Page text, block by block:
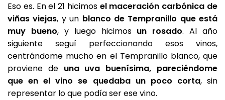
Eso es. En el 21 hicimos el maceración carbónica de
viñas viejas, y un blanco de Tempranillo que está
muy bueno, y luego hicimos un rosado. Al año
siguiente seguí perfeccionando esos vinos,
centrándome mucho en el Tempranillo blanco, que
proviene de una uva buenísima, pareciéndome
que en el vino se quedaba un poco corta, sin
representar lo que podía ser ese vino.